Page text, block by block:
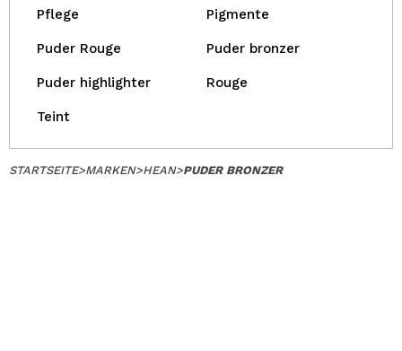
Pflege Pigmente
Puder Rouge Puder bronzer
Puder highlighter Rouge
Teint
STARTSEITE>MARKEN>HEAN>PUDER BRONZER